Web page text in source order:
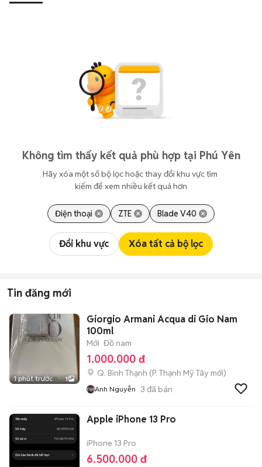
Không tìm thấy kết quả phù hợp tại Phú Yên
Hãy xóa một số bộ lọc hoặc thay đổi khu vực tìm
kiếm để xem nhiều kết quả hơn
Điện thoại ZTE Blade V40
Đổi khu vực Xóa tất cả bộ lọc
Tin đăng mới
1 phút trước 1
Giorgio Armani Acqua di Gio Nam
100ml
Mới Đồ nam
1.000.000 đ
Q. Bình Thạnh (P. Thạnh Mỹ Tây mới)
Anh Nguyễn 3 đã bán
Apple iPhone 13 Pro
iPhone 13 Pro
6.500.000 đ